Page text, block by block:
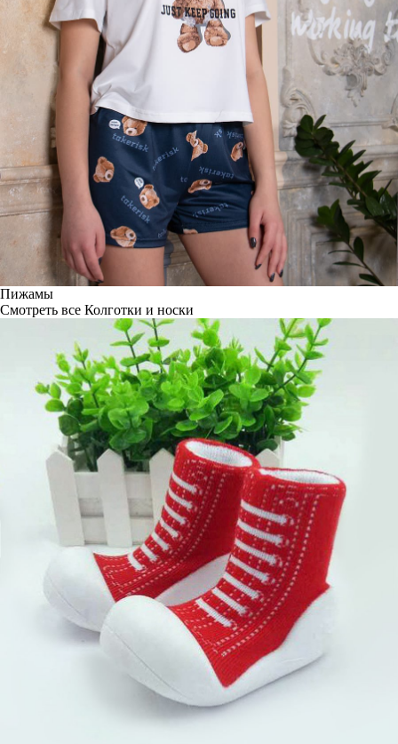
Пижамы
Смотреть все Колготки и носки